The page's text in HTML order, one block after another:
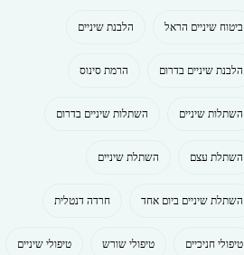
ביטוח שיניים הראל הלבנת שיניים
הלבנת שיניים בדרום הרמת סינוס
השתלות שיניים השתלות שיניים בדרום
השתלת עצם השתלת שיניים
השתלת שיניים ביום אחד חרדה דנטלית
טיפולי חניכיים טיפולי שורש טיפולי שיניים